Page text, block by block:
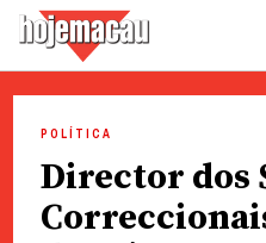
content
POLÍTICA
Director dos